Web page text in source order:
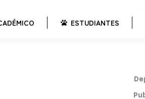
ESTUDIANTES